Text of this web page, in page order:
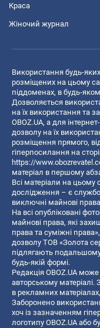
Краса
Жіночий журнал
Використання будь-яких
розміщених на цьому
піддоменах, в будь-
Дозволяється
на їх використання та
OBOZ.UA, а для
дозволу на їх
розміщення прямого,
гіперпосилання на
https://
матеріал в першому
Всі матеріали на цьому
дослідження – є
виключні майнові
На всі опубліковані
майнові права, які
права та суміжні
дозволу ТОВ «Золота
підлягають
будь-якій формі.
Редакція OBOZ.UA
авторському матеріалі.
в рекламних
Заборонено
хоч із зазначенням
логотипу OBOZ.UA або